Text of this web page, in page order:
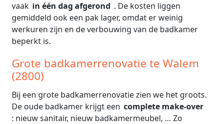
vaak in één dag afgerond . De kosten liggen
gemiddeld ook een pak lager, omdat er weinig
werkuren zijn en de verbouwing van de badkamer
beperkt is.
Grote badkamerrenovatie te Walem
(2800)
Bij een grote badkamerrenovatie zien we het groots.
De oude badkamer krijgt een complete make-over
: nieuw sanitair, nieuw badkamermeubel, … Zo